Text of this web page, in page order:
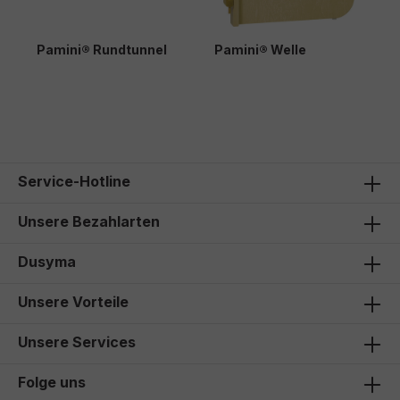
Pamini® Rundtunnel Pamini® Welle
Service-Hotline
Unsere Bezahlarten
Dusyma
Unsere Vorteile
Unsere Services
Folge uns